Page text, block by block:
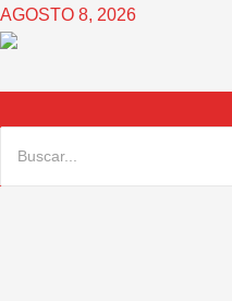
Ir
al
AGOSTO 8, 2026